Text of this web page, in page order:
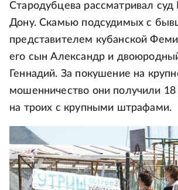
Стародубцева рассматривал суд
Дону. Скамью подсудимых с
представителем кубанской
его сын Александр и
Геннадий. За покушение на
мошенничество они получили
на троих с крупными штрафами.